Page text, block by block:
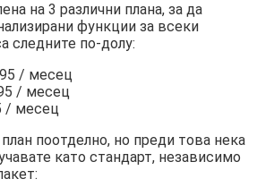
на 3 различни плана, за да
функции за всеки
следните по-долу:
/ месец
/ месец
/ месец
поотделно, но преди това нека
като стандарт, независимо